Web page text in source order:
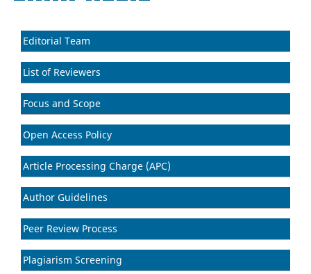
Editorial Team
List of Reviewers
Focus and Scope
Open Access Policy
Article Processing Charge (APC)
Author Guidelines
Peer Review Process
Plagiarism Screening